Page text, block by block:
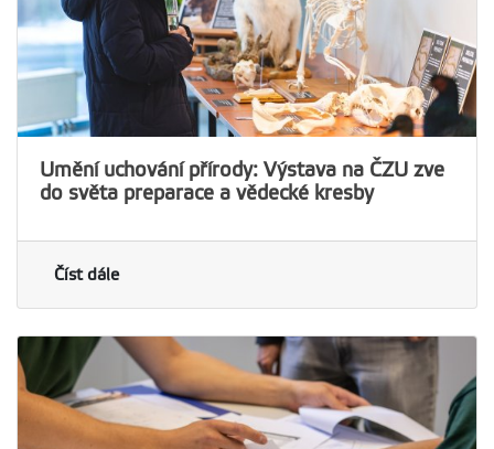
Umění uchování přírody: Výstava na ČZU zve
do světa preparace a vědecké kresby
Číst dále